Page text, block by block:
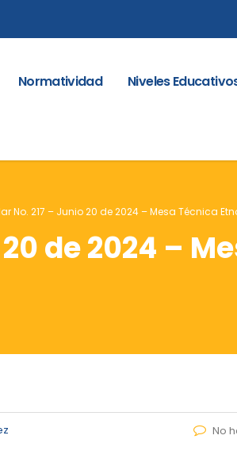
Normatividad Niveles
No. 217 – Junio 20 de 2024 – Mesa Técnica
de 2024 –
No